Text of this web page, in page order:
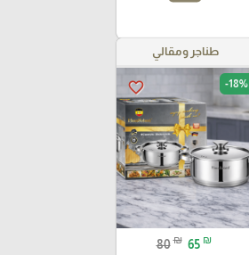
طناجر ومقالي
favorite_border -18%
80 ₪ 65 ₪